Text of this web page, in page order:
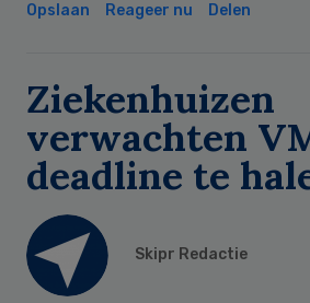
Opslaan Reageer nu Delen
Ziekenhuizen
verwachten
deadline te
Skipr Redactie